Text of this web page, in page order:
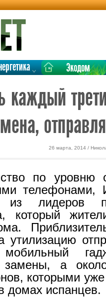
Экодом
каждый
26 марта, 2014 /
по уровню
телефонами,
из лидеров
который
утилизацию
замены, а
которыми уже
домах испанцев.